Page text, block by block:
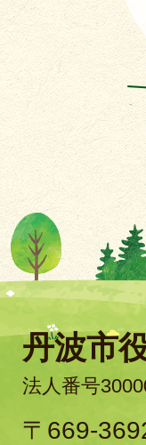
丹波市
法人番号
〒669-